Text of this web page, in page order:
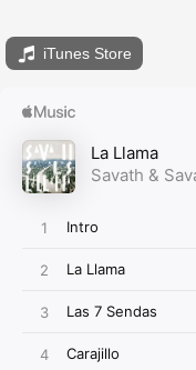
iTunes Store